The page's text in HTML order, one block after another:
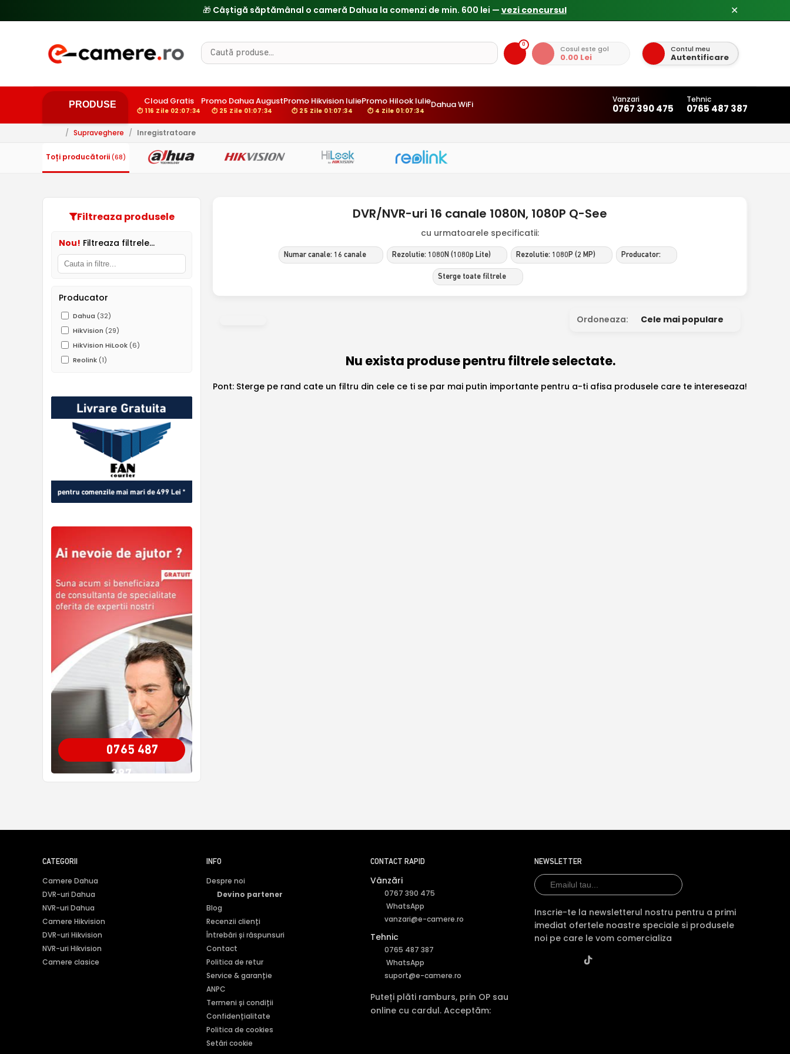
🎁 Câștigă săptămânal o cameră Dahua la comenzi de min. 600 lei — vezi concursul ✕
0 Cosul este gol
0.00 Lei
Contul meu
Autentificare
PRODUSE Cloud Gratis
⏱ 116 Zile 02:07:34
Promo Dahua August
⏱ 25 Zile 01:07:34
Promo Hikvision Iulie
⏱ 25 Zile 01:07:34
Promo Hilook Iulie
⏱ 4 Zile 01:07:34
Dahua WiFi Vanzari
0767 390 475
Tehnic
0765 487 387
/ Supraveghere / Inregistratoare
Toți producătorii (68)
Filtreaza produsele
Nou! Filtreaza filtrele...
Producator
Dahua (32)
HikVision (29)
HikVision HiLook (6)
Reolink (1)
0765 487
387
DVR/NVR-uri 16 canale 1080N, 1080P Q-See
cu urmatoarele specificatii:
Numar canale: 16 canale Rezolutie: 1080N (1080p Lite) Rezolutie: 1080P (2 MP) Producator:
Sterge toate filtrele
Ordoneaza: Cele mai populare
Nu exista produse pentru filtrele selectate.
Pont: Sterge pe rand cate un filtru din cele ce ti se par mai putin importante pentru a-ti afisa produsele care te intereseaza!
CATEGORII
Camere Dahua
DVR-uri Dahua
NVR-uri Dahua
Camere Hikvision
DVR-uri Hikvision
NVR-uri Hikvision
Camere clasice
INFO
Despre noi
Devino partener
Blog
Recenzii clienți
Întrebări și răspunsuri
Contact
Politica de retur
Service & garanție
ANPC
Termeni și condiții
Confidențialitate
Politica de cookies
Setări cookie
CONTACT RAPID
Vânzări
0767 390 475
WhatsApp
vanzari@e-camere.ro
Tehnic
0765 487 387
WhatsApp
suport@e-camere.ro
Puteți plăti ramburs, prin OP sau
online cu cardul. Acceptăm:
NEWSLETTER
Inscrie-te la newsletterul nostru pentru a primi
imediat ofertele noastre speciale si produsele
noi pe care le vom comercializa